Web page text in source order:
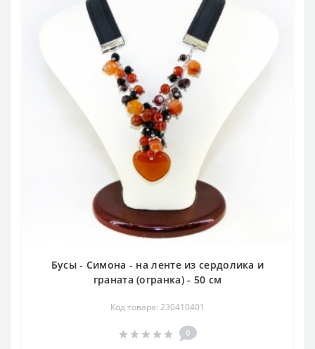
Бусы - Симона - на ленте из сердолика и
граната (огранка) - 50 см
Код товара: 230410401
0